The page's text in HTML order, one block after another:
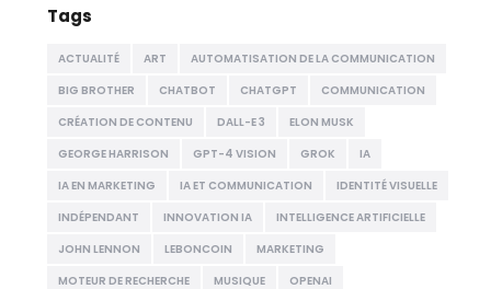
Tags
ACTUALITÉ ART
AUTOMATISATION DE LA COMMUNICATION
BIG BROTHER
CHATBOT CHATGPT
COMMUNICATION
CRÉATION DE CONTENU
DALL-E 3
ELON MUSK
GEORGE HARRISON
GPT-4 VISION GROK
IA
IA EN MARKETING
IA ET COMMUNICATION
IDENTITÉ VISUELLE
INDÉPENDANT
INNOVATION IA
INTELLIGENCE ARTIFICIELLE
JOHN LENNON
LEBONCOIN
MARKETING
MOTEUR DE RECHERCHE
MUSIQUE
OPENAI